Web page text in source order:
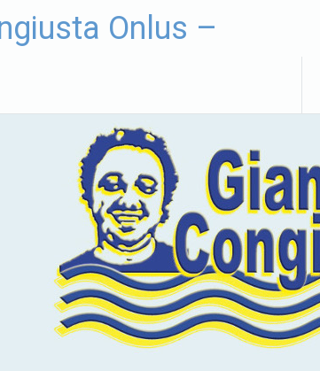
Onlus –